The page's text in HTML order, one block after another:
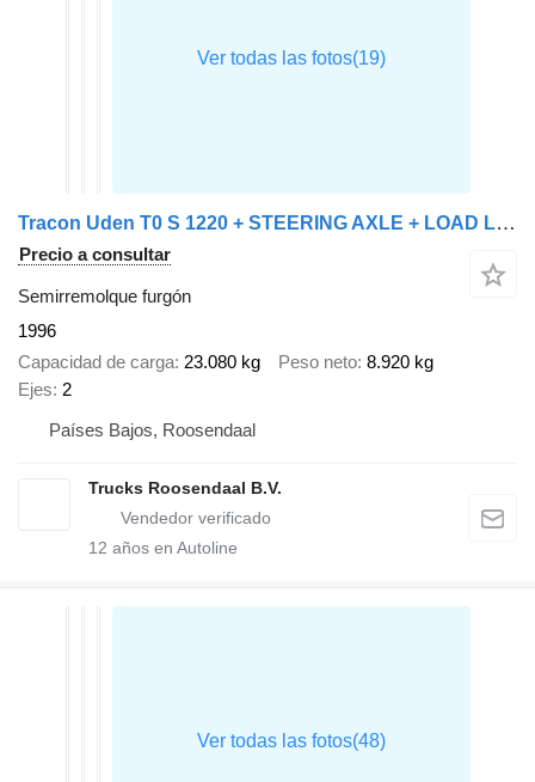
Tracon Uden T0 S 1220 + STEERING AXLE + LOAD LIFT
Precio a consultar
Semirremolque furgón
1996
Capacidad de carga 23.080 kg Peso neto 8.920 kg
Ejes 2
Países Bajos, Roosendaal
Trucks Roosendaal B.V.
12 años en Autoline